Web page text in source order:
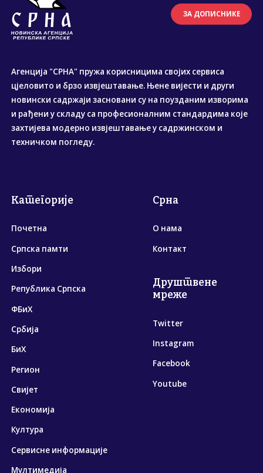
ЗА ДОПИСНИКЕ
Агенција "СРНА" пружа корисницима својих сервиса
цјеловито и брзо извјештавање. Њене вијести и други
новински садржаји засновани су на поузданим изворима
и рађени у складу са професионалним стандардима које
захтијева модерно извјештавање у садржинском и
техничком погледу.
Категорије
Почетна
Српска памти
Избори
Република Српска
ФБиХ
Србија
БиХ
Регион
Свијет
Економија
Култура
Сервисне информације
Мултимедија
Срна
О нама
Контакт
Друштвене
мреже
Twitter
Instagram
Facebook
Youtube